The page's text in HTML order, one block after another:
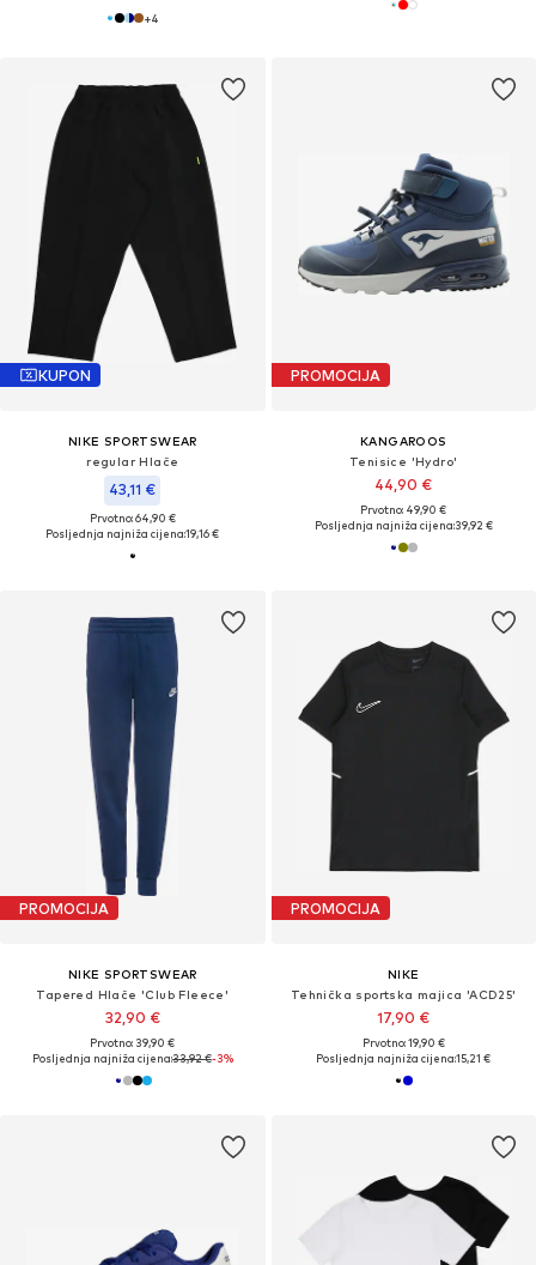
+4
KUPON
NIKE SPORTSWEAR
regular Hlače
43,11 €
Prvotno: 64,90 €
Posljednja najniža cijena:19,16 €
PROMOCIJA
KANGAROOS
Tenisice 'Hydro'
44,90 €
Prvotno: 49,90 €
Posljednja najniža cijena:39,92 €
PROMOCIJA
NIKE SPORTSWEAR
Tapered Hlače 'Club Fleece'
32,90 €
Prvotno: 39,90 €
Posljednja najniža cijena:33,92 €-3%
PROMOCIJA
NIKE
Tehnička sportska majica 'ACD25'
17,90 €
Prvotno: 19,90 €
Posljednja najniža cijena:15,21 €